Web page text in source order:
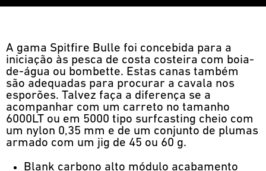
A gama Spitfire Bulle foi concebida para a
iniciação às pesca de costa costeira com boia-
de-água ou bombette. Estas canas também
são adequadas para procurar a cavala nos
esporões. Talvez faça a diferença se a
acompanhar com um carreto no tamanho
6000LT ou em 5000 tipo surfcasting cheio com
um nylon 0,35 mm e de um conjunto de plumas
armado com um jig de 45 ou 60 g.
Blank carbono alto módulo acabamento